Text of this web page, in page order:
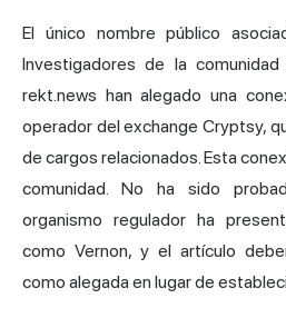
El único nombre público
Investigadores de la
rekt.news han alegado una
operador del exchange Cryptsy,
de cargos relacionados. Esta
comunidad. No ha sido
organismo regulador ha
como Vernon, y el artículo
como alegada en lugar de